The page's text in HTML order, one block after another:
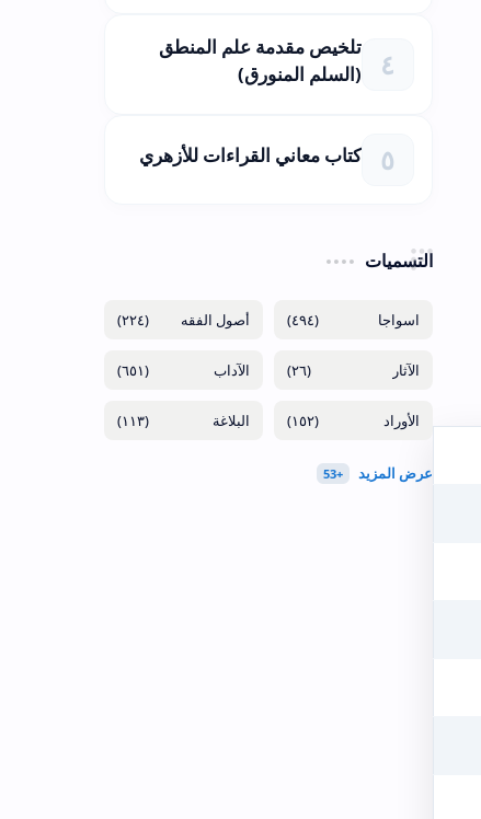
تلخيص مقدمة علم المنطق
(السلم المنورق)
كتاب معاني القراءات للأزهري
التسميات
(٤٩٤) (٢٢٤)
(٢٦) (٦٥١)
(١٥٢) (١١٣)